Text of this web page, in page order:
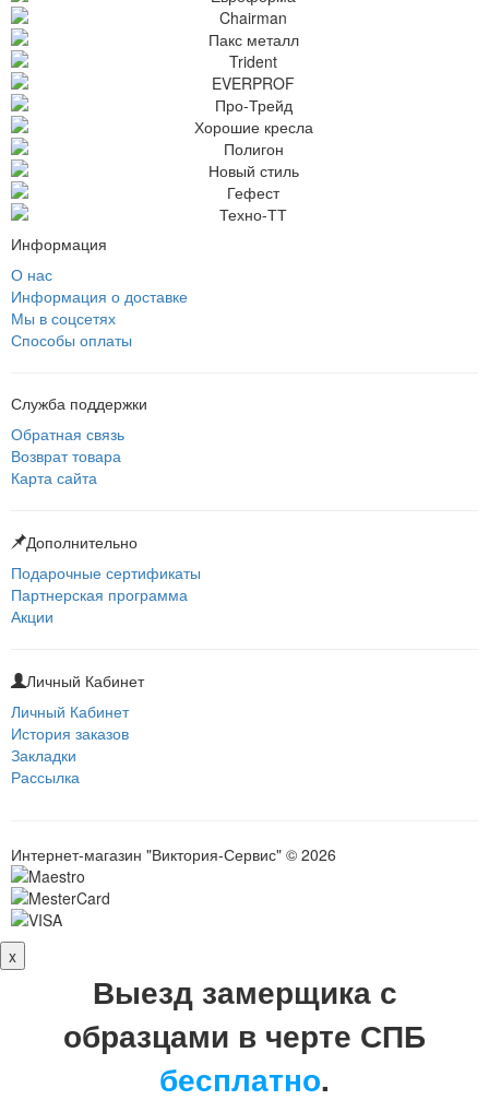
Информация
О нас
Информация о доставке
Мы в соцсетях
Способы оплаты
Служба поддержки
Обратная связь
Возврат товара
Карта сайта
Дополнительно
Подарочные сертификаты
Партнерская программа
Акции
Личный Кабинет
Личный Кабинет
История заказов
Закладки
Рассылка
Интернет-магазин "Виктория-Сервис" © 2026
x
Выезд замерщика с
образцами в черте СПБ
бесплатно.